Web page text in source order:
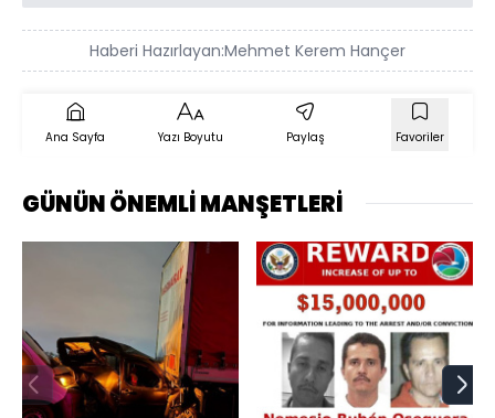
Haberi Hazırlayan:Mehmet Kerem Hançer
Ana Sayfa Yazı Boyutu Paylaş Favoriler
GÜNÜN ÖNEMLİ MANŞETLERİ